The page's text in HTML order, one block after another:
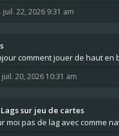
juil. 22, 2026 9:31 am
comment jouer de haut en
juil. 20, 2026 10:31 am
Lags sur jeu de cartes
moi pas de lag avec comme